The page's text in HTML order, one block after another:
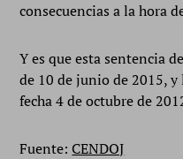
consecuencias a la hora
Y es que esta sentencia
de 10 de junio de 2015,
fecha 4 de octubre de
Fuente:CENDOJ